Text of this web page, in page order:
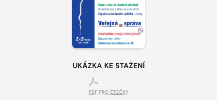
UKÁZKA KE STAŽENÍ
PDF PRO ČTEČKY